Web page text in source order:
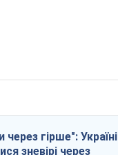
гірше": Україні
зневірі через